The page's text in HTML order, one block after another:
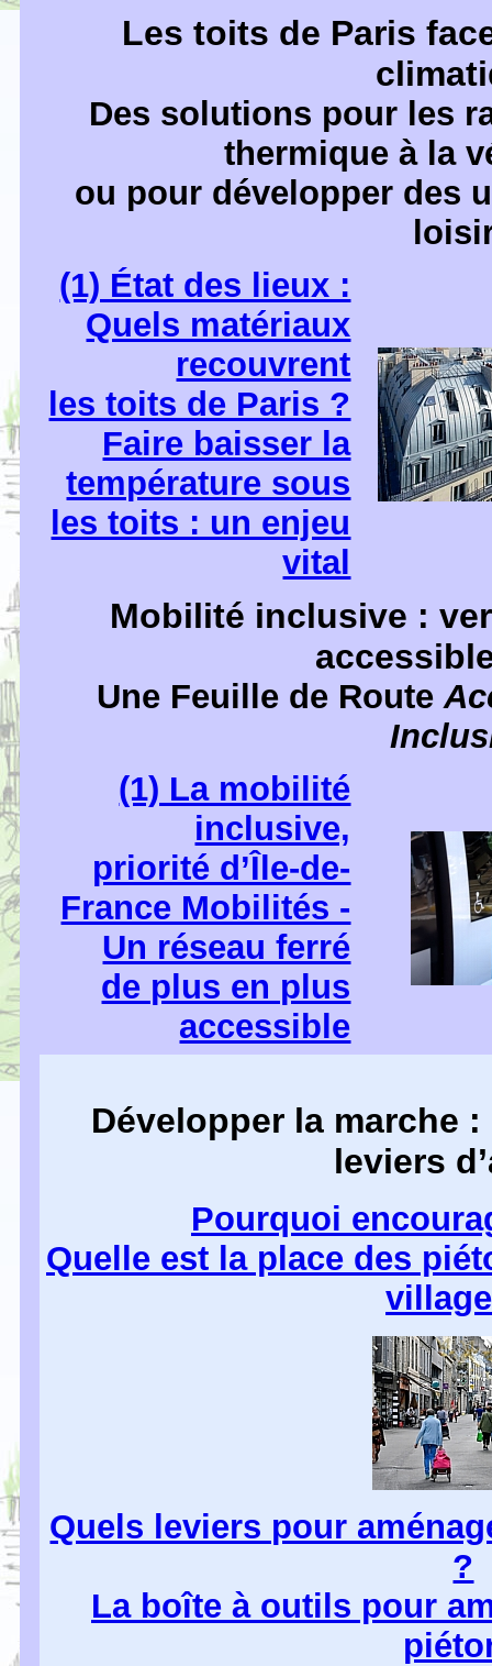
Les toits de Paris
Des solutions pour les
thermique à la
ou pour développer des
(1) État des lieux :
Quels matériaux
recouvrent
les toits de Paris ?
Faire baisser la
température sous
les toits : un enjeu
vital
Mobilité inclusive :
Une Feuille de Route
(1) La mobilité
inclusive,
priorité d’Île-de-
France Mobilités -
Un réseau ferré
de plus en plus
accessible
Développer la marche
leviers
Pourquoi
Quelle est la place des
Quels leviers pour
?
La boîte à outils pour